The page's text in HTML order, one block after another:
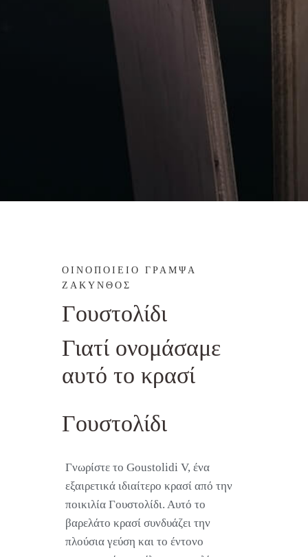
ΟΙΝΟΠΟΙΕΙΟ ΓΡΑΜΨΑ
ΖΑΚΥΝΘΟΣ
Γουστολίδι
Γιατί ονομάσαμε
αυτό το κρασί
Γουστολίδι
Γνωρίστε το Goustolidi V, ένα
εξαιρετικά ιδιαίτερο κρασί από την
ποικιλία Γουστολίδι. Αυτό το
βαρελάτο κρασί συνδυάζει την
πλούσια γεύση και το έντονο